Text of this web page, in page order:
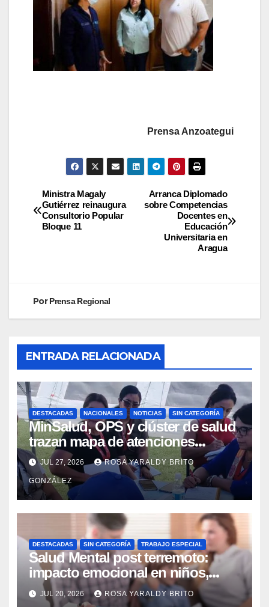
Prensa Anzoategui
Arranca Diplomado
sobre Competencias
Docentes en
Educación
Universitaria en
Aragua
Ministra Magaly
Gutiérrez reinaugura
Consultorio Popular
Bloque 11
PorPrensa Regional
ENTRADA RELACIONADA
DESTACADAS NACIONALES NOTICIAS SIN CATEGORÍA
MinSalud, OPS y clúster de salud
trazan mapa de atenciones
integrales para reforzar la
contingencia
JUL 27, 2026 ROSA YARALDY BRITO
GONZÁLEZ
DESTACADAS SIN CATEGORÍA TRABAJO ESPECIAL
Salud Mental post terremoto:
impacto emocional en niños,
niñas, adolescentes y madres
JUL 20, 2026 ROSA YARALDY BRITO